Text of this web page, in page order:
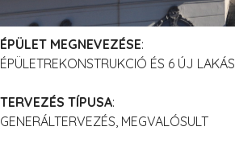
ÉPÜLET MEGNEVEZÉSE:
ÉPÜLETREKONSTRUKCIÓ ÉS 6 ÚJ LAKÁS
TERVEZÉS TÍPUSA:
GENERÁLTERVEZÉS, MEGVALÓSULT